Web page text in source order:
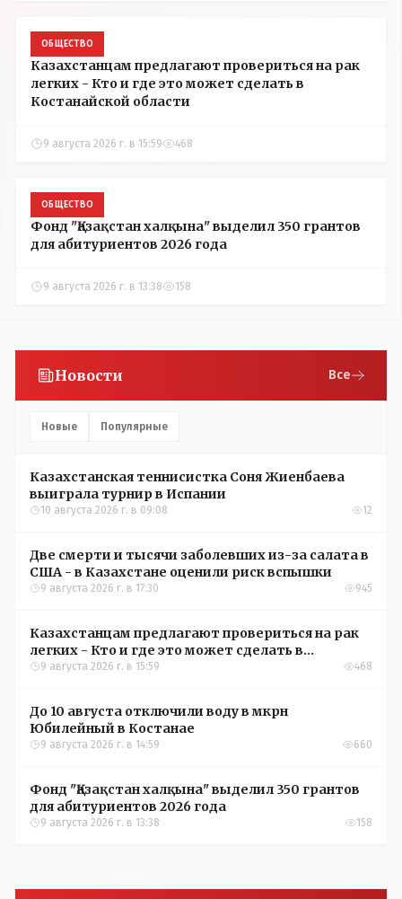
ОБЩЕСТВО
Казахстанцам предлагают провериться на рак
легких - Кто и где это может сделать в
Костанайской области
9 августа 2026 г. в 15:59 468
ОБЩЕСТВО
Фонд "Қазақстан халқына" выделил 350 грантов
для абитуриентов 2026 года
9 августа 2026 г. в 13:38 158
Новости Все
Новые Популярные
Казахстанская теннисистка Соня Жиенбаева
выиграла турнир в Испании
10 августа 2026 г. в 09:08 12
Две смерти и тысячи заболевших из-за салата в
США - в Казахстане оценили риск вспышки
9 августа 2026 г. в 17:30 945
Казахстанцам предлагают провериться на рак
легких - Кто и где это может сделать в
Костанайской области
9 августа 2026 г. в 15:59 468
До 10 августа отключили воду в мкрн
Юбилейный в Костанае
9 августа 2026 г. в 14:59 660
Фонд "Қазақстан халқына" выделил 350 грантов
для абитуриентов 2026 года
9 августа 2026 г. в 13:38 158